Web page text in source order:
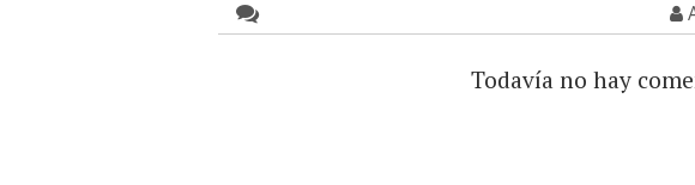
Todavía no hay